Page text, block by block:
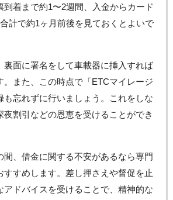
到着まで約1〜2週間、入金からカード
計で約1ヶ月前後を見ておくとよいで
裏面に署名をして車載器に挿入すれば
。また、この時点で「ETCマイレージ
も忘れずに行いましょう。これをしな
夜割引などの恩恵を受けることができ
間、借金に関する不安があるなら専門
すすめします。差し押さえや督促を止
アドバイスを受けることで、精神的な